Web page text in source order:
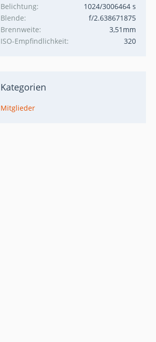
Belichtung
1024/3006464 s
Blende
f/2.638671875
Brennweite
3,51mm
ISO-Empfindlichkeit
320
Kategorien
Mitglieder